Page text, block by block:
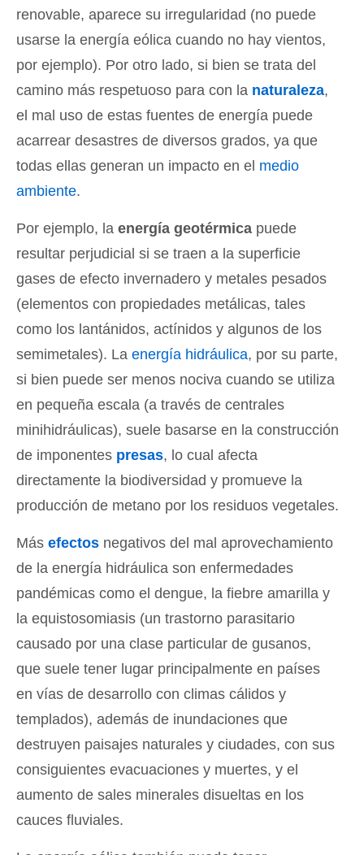
renovable, aparece su irregularidad (no puede
usarse la energía eólica cuando no hay vientos,
por ejemplo). Por otro lado, si bien se trata del
camino más respetuoso para con la naturaleza,
el mal uso de estas fuentes de energía puede
acarrear desastres de diversos grados, ya que
todas ellas generan un impacto en el medio
ambiente.
Por ejemplo, la energía geotérmica puede
resultar perjudicial si se traen a la superficie
gases de efecto invernadero y metales pesados
(elementos con propiedades metálicas, tales
como los lantánidos, actínidos y algunos de los
semimetales). La energía hidráulica, por su parte,
si bien puede ser menos nociva cuando se utiliza
en pequeña escala (a través de centrales
minihidráulicas), suele basarse en la construcción
de imponentes presas, lo cual afecta
directamente la biodiversidad y promueve la
producción de metano por los residuos vegetales.
Más efectos negativos del mal aprovechamiento
de la energía hidráulica son enfermedades
pandémicas como el dengue, la fiebre amarilla y
la equistosomiasis (un trastorno parasitario
causado por una clase particular de gusanos,
que suele tener lugar principalmente en países
en vías de desarrollo con climas cálidos y
templados), además de inundaciones que
destruyen paisajes naturales y ciudades, con sus
consiguientes evacuaciones y muertes, y el
aumento de sales minerales disueltas en los
cauces fluviales.